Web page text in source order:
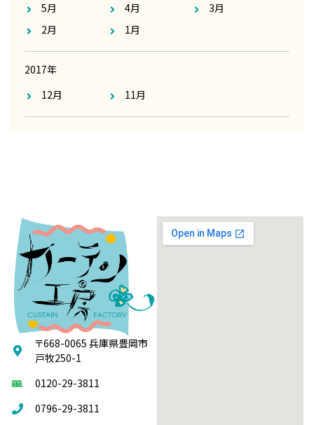
5月
4月
3月
2月
1月
2017年
12月
11月
〒668-0065 兵庫県豊岡市
戸牧250-1
0120-29-3811
0796-29-3811